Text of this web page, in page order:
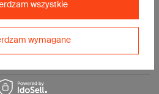
696 g
-
2 x komplet
wymagane
wszystkie